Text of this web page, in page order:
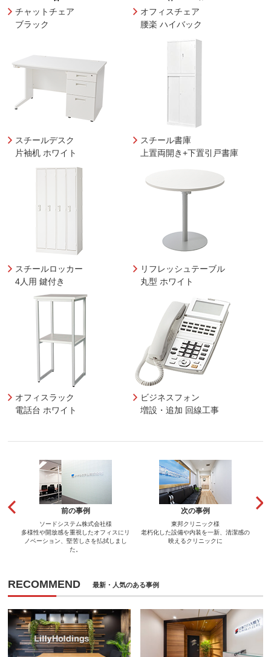
チャットチェア
ブラック
オフィスチェア
腰楽 ハイバック
スチールデスク
片袖机 ホワイト
スチール書庫
上置両開き+下置引戸書庫
スチールロッカー
4人用 鍵付き
リフレッシュテーブル
丸型 ホワイト
オフィスラック
電話台 ホワイト
ビジネスフォン
増設・追加 回線工事
前の事例
ソードシステム株式会社様
多様性や開放感を重視したオフィスにリ
ノベーション、堅苦しさを払拭しまし
た。
次の事例
東邦クリニック様
老朽化した設備や内装を一新、清潔感の
映えるクリニックに
RECOMMEND 最新・人気のある事例